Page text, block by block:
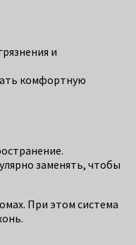
и
комфортную
заменять, чтобы
При этом система